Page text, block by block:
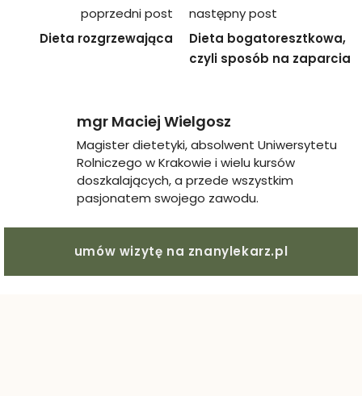
Nawigacja
wpisu
poprzedni post
Dieta rozgrzewająca
następny post
Dieta bogatoresztkowa,
czyli sposób na zaparcia
mgr Maciej Wielgosz
Magister dietetyki, absolwent Uniwersytetu
Rolniczego w Krakowie i wielu kursów
doszkalających, a przede wszystkim
pasjonatem swojego zawodu.
umów wizytę na znanylekarz.pl